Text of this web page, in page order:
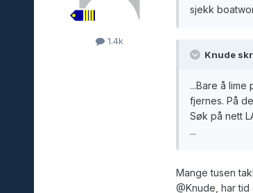
1.4k
sjekk
Knude
...Bare å
fjernes. På
Søk på nett
...
Mange tusen
@Knude , har